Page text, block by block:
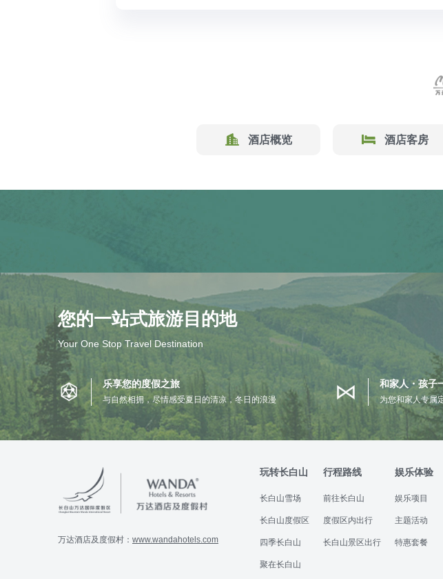
酒店概览 酒店客房
您的一站式旅游目的地
Your One Stop Travel Destination
乐享您的度假之旅
与自然相拥，尽情感受夏日的清凉，冬日的浪漫
和家人・孩子
为您和家人专属
万达酒店及度假村： www.wandahotels.com
玩转长白山
长白山雪场
长白山度假区
四季长白山
聚在长白山
行程路线
前往长白山
度假区内出行
长白山景区出行
娱乐体验
娱乐项目
主题活动
特惠套餐